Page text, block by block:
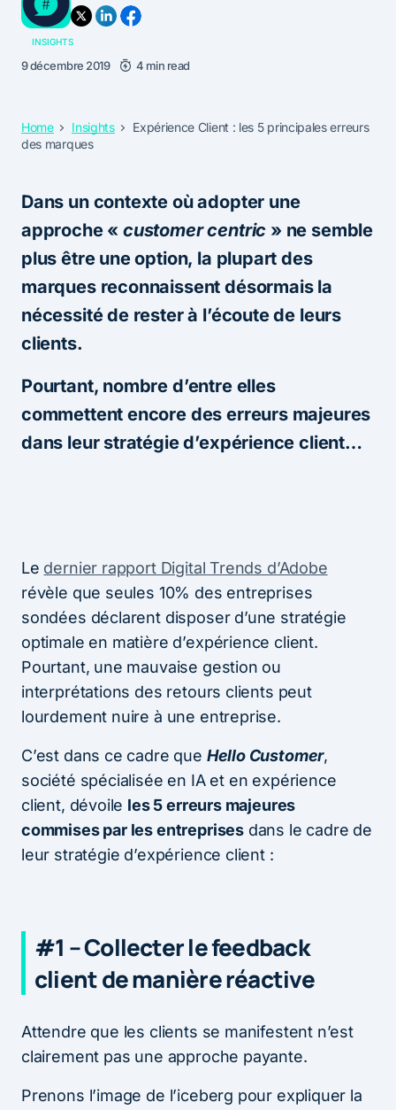
INSIGHTS
9 décembre 2019 4 min read
Home Insights
Expérience Client : les 5 principales erreurs
des marques
Dans un contexte où adopter une
approche «customer centric » ne semble
plus être une option, la plupart des
marques reconnaissent désormais la
nécessité de rester à l’écoute de leurs
clients.
Pourtant, nombre d’entre elles
commettent encore des erreurs majeures
dans leur stratégie d’expérience client…
Le dernier rapport Digital Trends d’Adobe
révèle que seules 10% des entreprises
sondées déclarent disposer d’une stratégie
optimale en matière d’expérience client.
Pourtant, une mauvaise gestion ou
interprétations des retours clients peut
lourdement nuire à une entreprise.
C’est dans ce cadre que Hello Customer,
société spécialisée en IA et en expérience
client, dévoile les 5 erreurs majeures
commises par les entreprisesdans le cadre de
leur stratégie d’expérience client :
#1 – Collecter le feedback
client de manière réactive
Attendre que les clients se manifestent n’est
clairement pas une approche payante.
Prenons l’image de l’iceberg pour expliquer la